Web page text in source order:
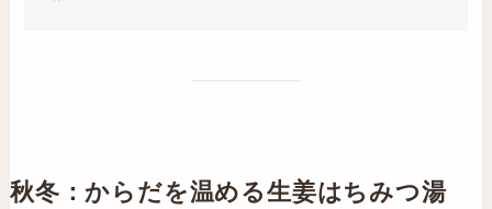
秋冬：からだを温める生姜はちみつ湯